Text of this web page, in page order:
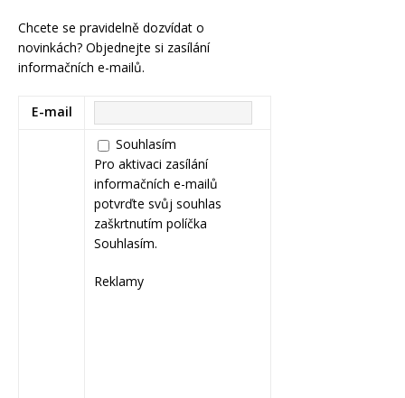
Chcete se pravidelně dozvídat o
novinkách? Objednejte si zasílání
informačních e-mailů.
E-mail
Souhlasím
Pro aktivaci zasílání
informačních e-mailů
potvrďte svůj souhlas
zaškrtnutím políčka
Souhlasím.
Reklamy